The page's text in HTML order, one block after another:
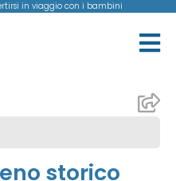
in viaggio con i bambini
storico